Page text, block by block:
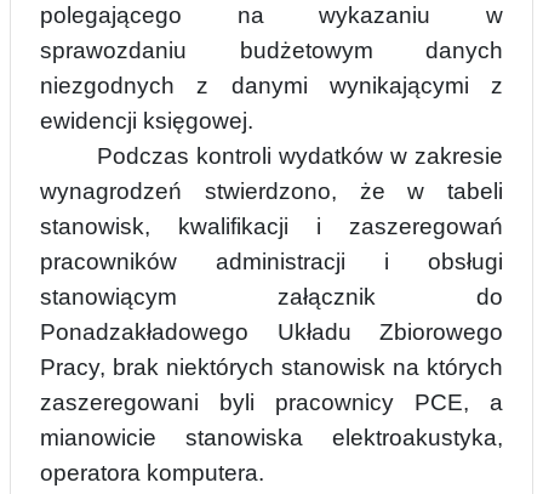
polegającego na wykazaniu w
sprawozdaniu budżetowym
danych
niezgodnych z danymi wynikającymi z
ewidencji księgowej.
Podczas kontroli wydatków w zakresie
wynagrodzeń stwierdzono, że w tabeli
stanowisk, kwalifikacji i zaszeregowań
pracowników administracji i obsługi
stanowiącym załącznik do
Ponadzakładowego Układu Zbiorowego
Pracy, brak niektórych stanowisk na których
zaszeregowani byli pracownicy PCE, a
mianowicie stanowiska elektroakustyka,
operatora komputera.